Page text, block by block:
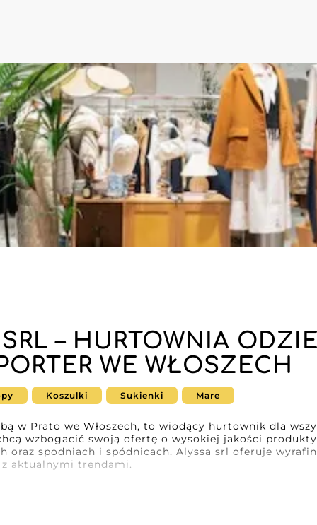
– HURTOWNIA
WE WŁOSZECH
Koszulki Sukienki Mare
w Prato we Włoszech, to wiodący hurtownik dla
wzbogacić swoją ofertę o wysokiej jakości
oraz spodniach i spódnicach, Alyssa srl oferuje
z aktualnymi trendami.